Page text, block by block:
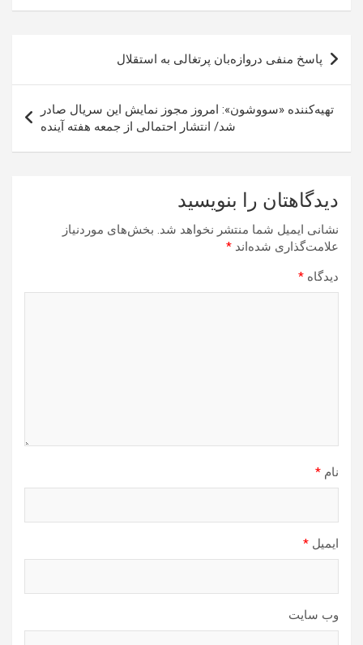
راهبری
نوشته
پاسخ منفی دروازه‌بان پرتغالی به استقلال
تهیه‌کننده «سووشون»: امروز مجوز نمایش این سریال صادر
شد/ انتشار احتمالی از جمعه هفته آینده
دیدگاهتان را بنویسید
نشانی ایمیل شما منتشر نخواهد شد. بخش‌های موردنیاز
علامت‌گذاری شده‌اند *
دیدگاه *
نام *
ایمیل *
وب‌ سایت